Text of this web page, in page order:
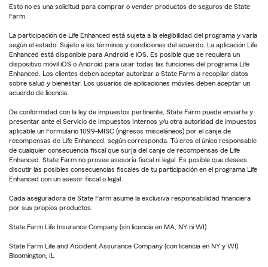
Esto no es una solicitud para comprar o vender productos de seguros de State
Farm.
La participación de Life Enhanced está sujeta a la elegibilidad del programa y varía
según el estado. Sujeto a los términos y condiciones del acuerdo. La aplicación Life
Enhanced está disponible para Android e iOS. Es posible que se requiera un
dispositivo móvil iOS o Android para usar todas las funciones del programa Life
Enhanced. Los clientes deben aceptar autorizar a State Farm a recopilar datos
sobre salud y bienestar. Los usuarios de aplicaciones móviles deben aceptar un
acuerdo de licencia.
De conformidad con la ley de impuestos pertinente, State Farm puede enviarte y
presentar ante el Servicio de Impuestos Internos y/u otra autoridad de impuestos
aplicable un Formulario 1099-MISC (ingresos misceláneos) por el canje de
recompensas de Life Enhanced, según corresponda. Tú eres el único responsable
de cualquier consecuencia fiscal que surja del canje de recompensas de Life
Enhanced. State Farm no provee asesoría fiscal ni legal. Es posible que desees
discutir las posibles consecuencias fiscales de tu participación en el programa Life
Enhanced con un asesor fiscal o legal.
Cada aseguradora de State Farm asume la exclusiva responsabilidad financiera
por sus propios productos.
State Farm Life Insurance Company (sin licencia en MA, NY ni WI)
State Farm Life and Accident Assurance Company (con licencia en NY y WI)
Bloomington, IL